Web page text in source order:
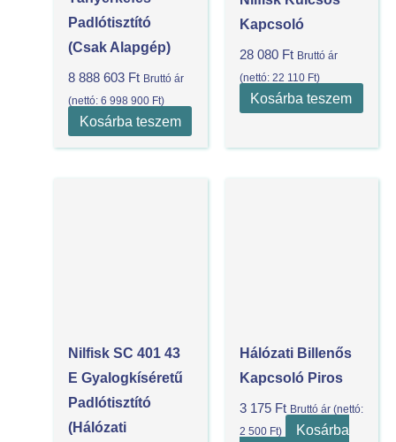
Padlótisztító
(csak Alapgép)
8 888 603 Ft Bruttó ár
(nettó:6 998 900 Ft)
Kosárba teszem
Kapcsoló
28 080 Ft Bruttó ár
(nettó: 22 110 Ft)
Kosárba teszem
Nilfisk SC 401 43
E Gyalogkíséretű
Padlótisztító
(Hálózati
Hálózati Billenős
Kapcsoló Piros
3 175 Ft Bruttó ár (nettó:
2 500 Ft)
Kosárba